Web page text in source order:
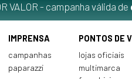
VALOR - campanha válida de
IMPRENSA
campanhas
paparazzi
PONTOS DE
lojas oficiais
multimarca